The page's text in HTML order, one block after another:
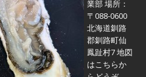
業部 場所：
〒088-0600
北海道釧路
郡釧路町仙
鳳趾村7 地図
はこちらか